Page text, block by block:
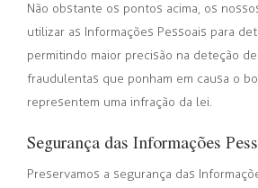
Não obstante os pontos acima, os
utilizar as Informações Pessoais para
permitindo maior precisão na deteção
fraudulentas que ponham em causa o
representem uma infração da lei.
Segurança das Informações
Preservamos a segurança das